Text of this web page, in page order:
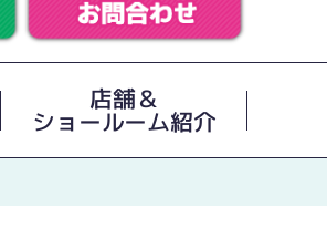
店舗＆
ショールーム紹介